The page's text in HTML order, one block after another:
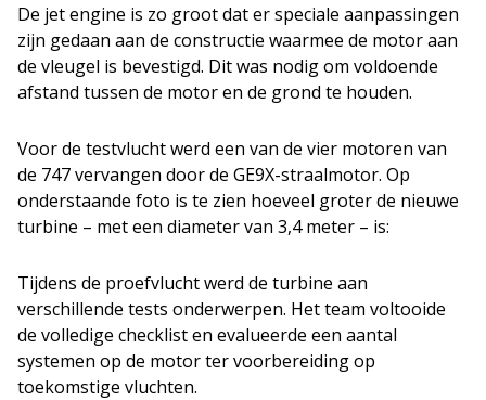
De jet engine is zo groot dat er speciale aanpassingen
zijn gedaan aan de constructie waarmee de motor aan
de vleugel is bevestigd. Dit was nodig om voldoende
afstand tussen de motor en de grond te houden.
Voor de testvlucht werd een van de vier motoren van
de 747 vervangen door de GE9X-straalmotor. Op
onderstaande foto is te zien hoeveel groter de nieuwe
turbine – met een diameter van 3,4 meter – is:
Tijdens de proefvlucht werd de turbine aan
verschillende tests onderwerpen. Het team voltooide
de volledige checklist en evalueerde een aantal
systemen op de motor ter voorbereiding op
toekomstige vluchten.